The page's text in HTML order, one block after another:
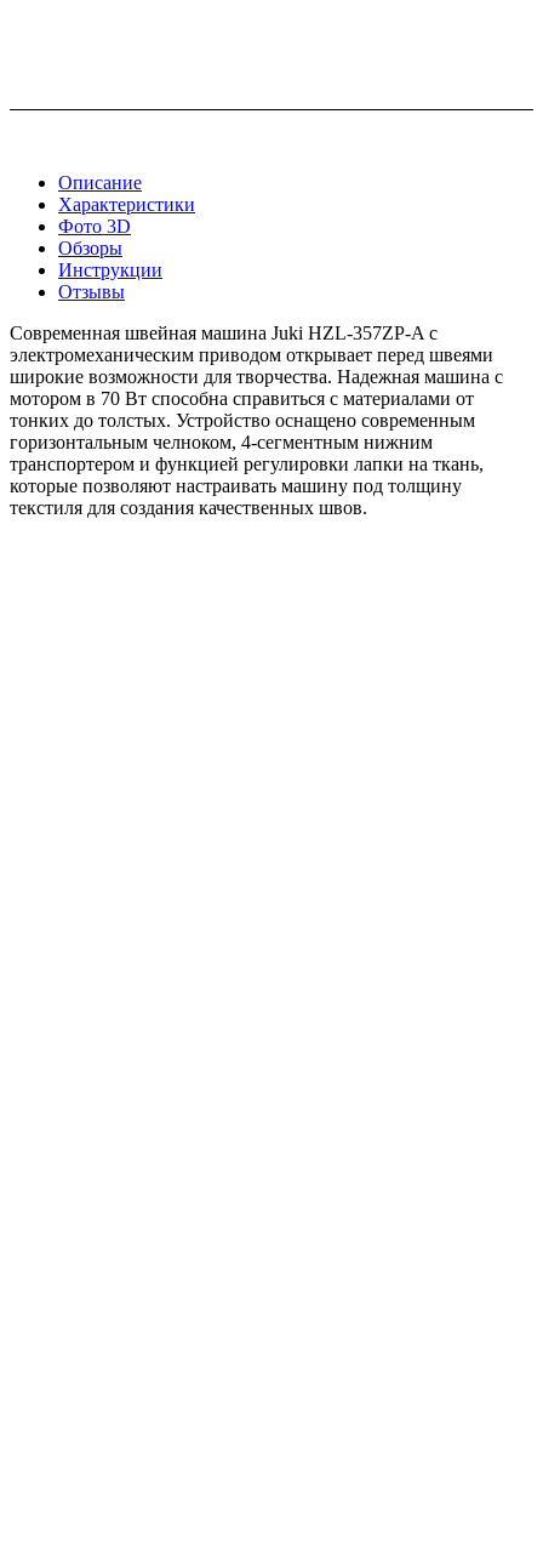
Описание
Характеристики
Фото 3D
Обзоры
Инструкции
Отзывы
Современная швейная машина Juki HZL-357ZP-A с
электромеханическим приводом открывает перед швеями
широкие возможности для творчества. Надежная машина с
мотором в 70 Вт способна справиться с материалами от
тонких до толстых. Устройство оснащено современным
горизонтальным челноком, 4-сегментным нижним
транспортером и функцией регулировки лапки на ткань,
которые позволяют настраивать машину под толщину
текстиля для создания качественных швов.